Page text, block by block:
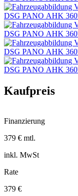
Kaufpreis
Finanzierung
379 € mtl.
inkl. MwSt
Rate
379 €